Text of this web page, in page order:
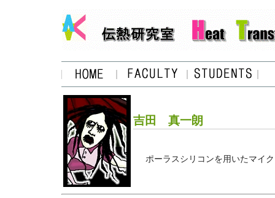
吉田 真一朗
ポーラスシリコンを用いたマイ